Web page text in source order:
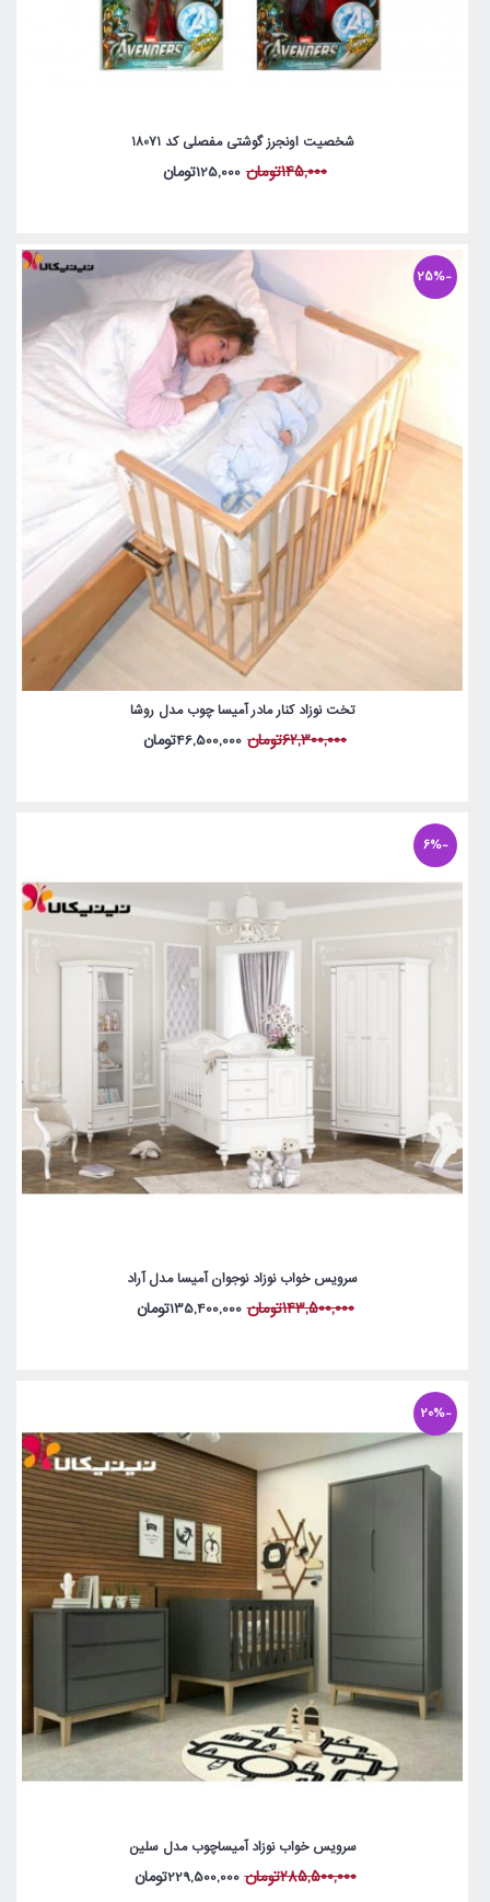
شخصیت اونجرز گوشتی مفصلی کد 18071
145,000تومان 125,000تومان
-25%
تخت نوزاد کنار مادر آمیسا چوب مدل روشا
62,300,000تومان 46,500,000تومان
-6%
سرویس خواب نوزاد نوجوان آمیسا مدل آراد
143,500,000تومان 135,400,000تومان
-20%
سرویس خواب نوزاد آمیساچوب مدل سلین
285,500,000تومان 229,500,000تومان